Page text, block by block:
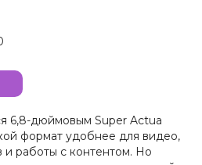
6,8-дюймовым Super Actua
формат удобнее для видео,
и работы с контентом. Но